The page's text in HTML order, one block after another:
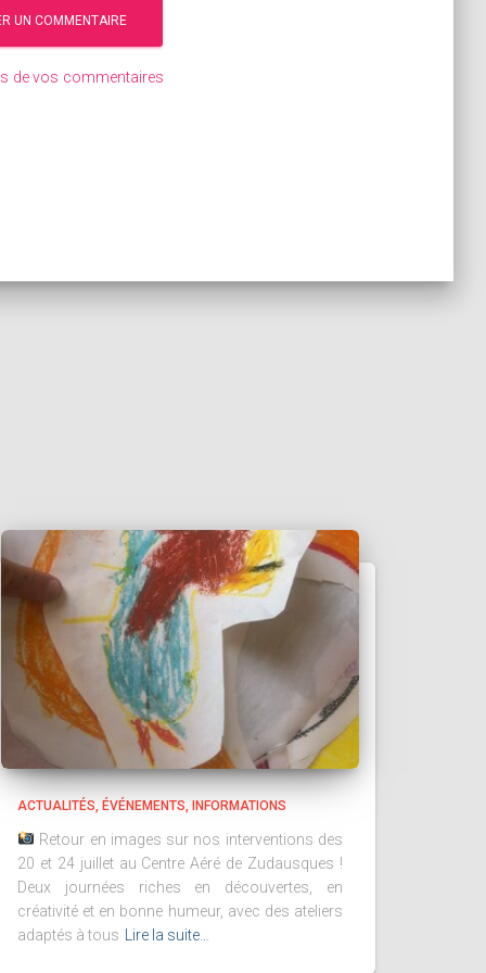
de vos commentaires
ACTUALITÉS ÉVÉNEMENTS INFORMATIONS
Retour en images sur nos interventions des
20 et 24 juillet au Centre Aéré de Zudausques !
Deux journées riches en découvertes, en
créativité et en bonne humeur, avec des ateliers
adaptés à tous
Lire la suite…